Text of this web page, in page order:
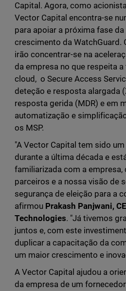
Capital. Agora, como
Vector Capital encontra-se
para apoiar a próxima fase
crescimento da WatchGuard.
irão concentrar-se na
da empresa no que respeita
cloud, o Secure Access
deteção e resposta alargada
resposta gerida (MDR) e em
automatização e
os MSP.
"A Vector Capital tem sido
durante a última década e
familiarizada com a empresa,
parceiros e a nossa visão de
segurança de eleição para a
afirmou Prakash Panjwani,
Technologies. "Já tivemos
juntos e, com este
duplicar a capacitação da
um maior crescimento e
A Vector Capital ajudou a
da empresa de um